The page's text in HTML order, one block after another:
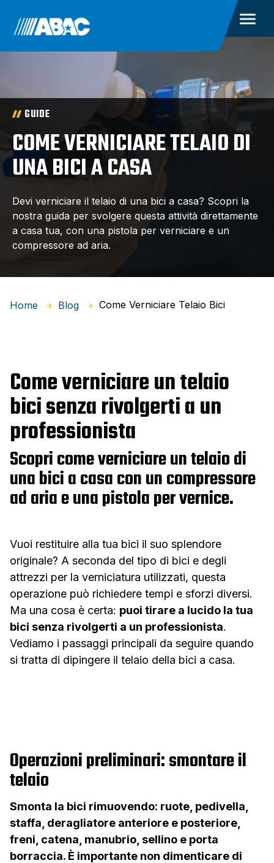
GUIDE
COME VERNICIARE TELAIO DI
UNA BICI A CASA
Devi verniciare il telaio di una bici a casa? Scopri la
nostra guida per svolgere questa attività direttamente
a casa tua, con una pistola per verniciare e un
compressore ad aria.
Home Blog Come Verniciare Telaio Bici
Come verniciare un telaio
bici senza rivolgerti a un
professionista
Scopri come verniciare un telaio di
una bici a casa con un compressore
ad aria e una pistola per vernice.
Vuoi restituire alla tua bici il suo splendore
originale? A seconda del tipo di bici e degli
attrezzi per la verniciatura utilizzati, questa
operazione può richiedere tempi e sforzi diversi.
Ma una cosa è certa: puoi tirare a lucido la tua
bici senza rivolgerti a un professionista.
Vediamo i passaggi principali da seguire quando
si tratta di dipingere il telaio della bici a casa.
Operazioni preliminari: smontare il
telaio
Smonta la bici rimuovendo: ruote, pedivella,
staffa, deragliatore anteriore e posteriore,
freni, catena, manubrio, sellino e porta
borraccia. È importante non dimenticare di